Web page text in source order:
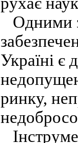
Одними
Україні є
ринку,